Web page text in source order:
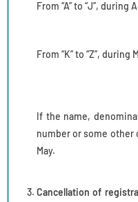
From “A” to “J”, during
From “K” to “Z”, during
If the name,
number or some
May.
Cancellation of